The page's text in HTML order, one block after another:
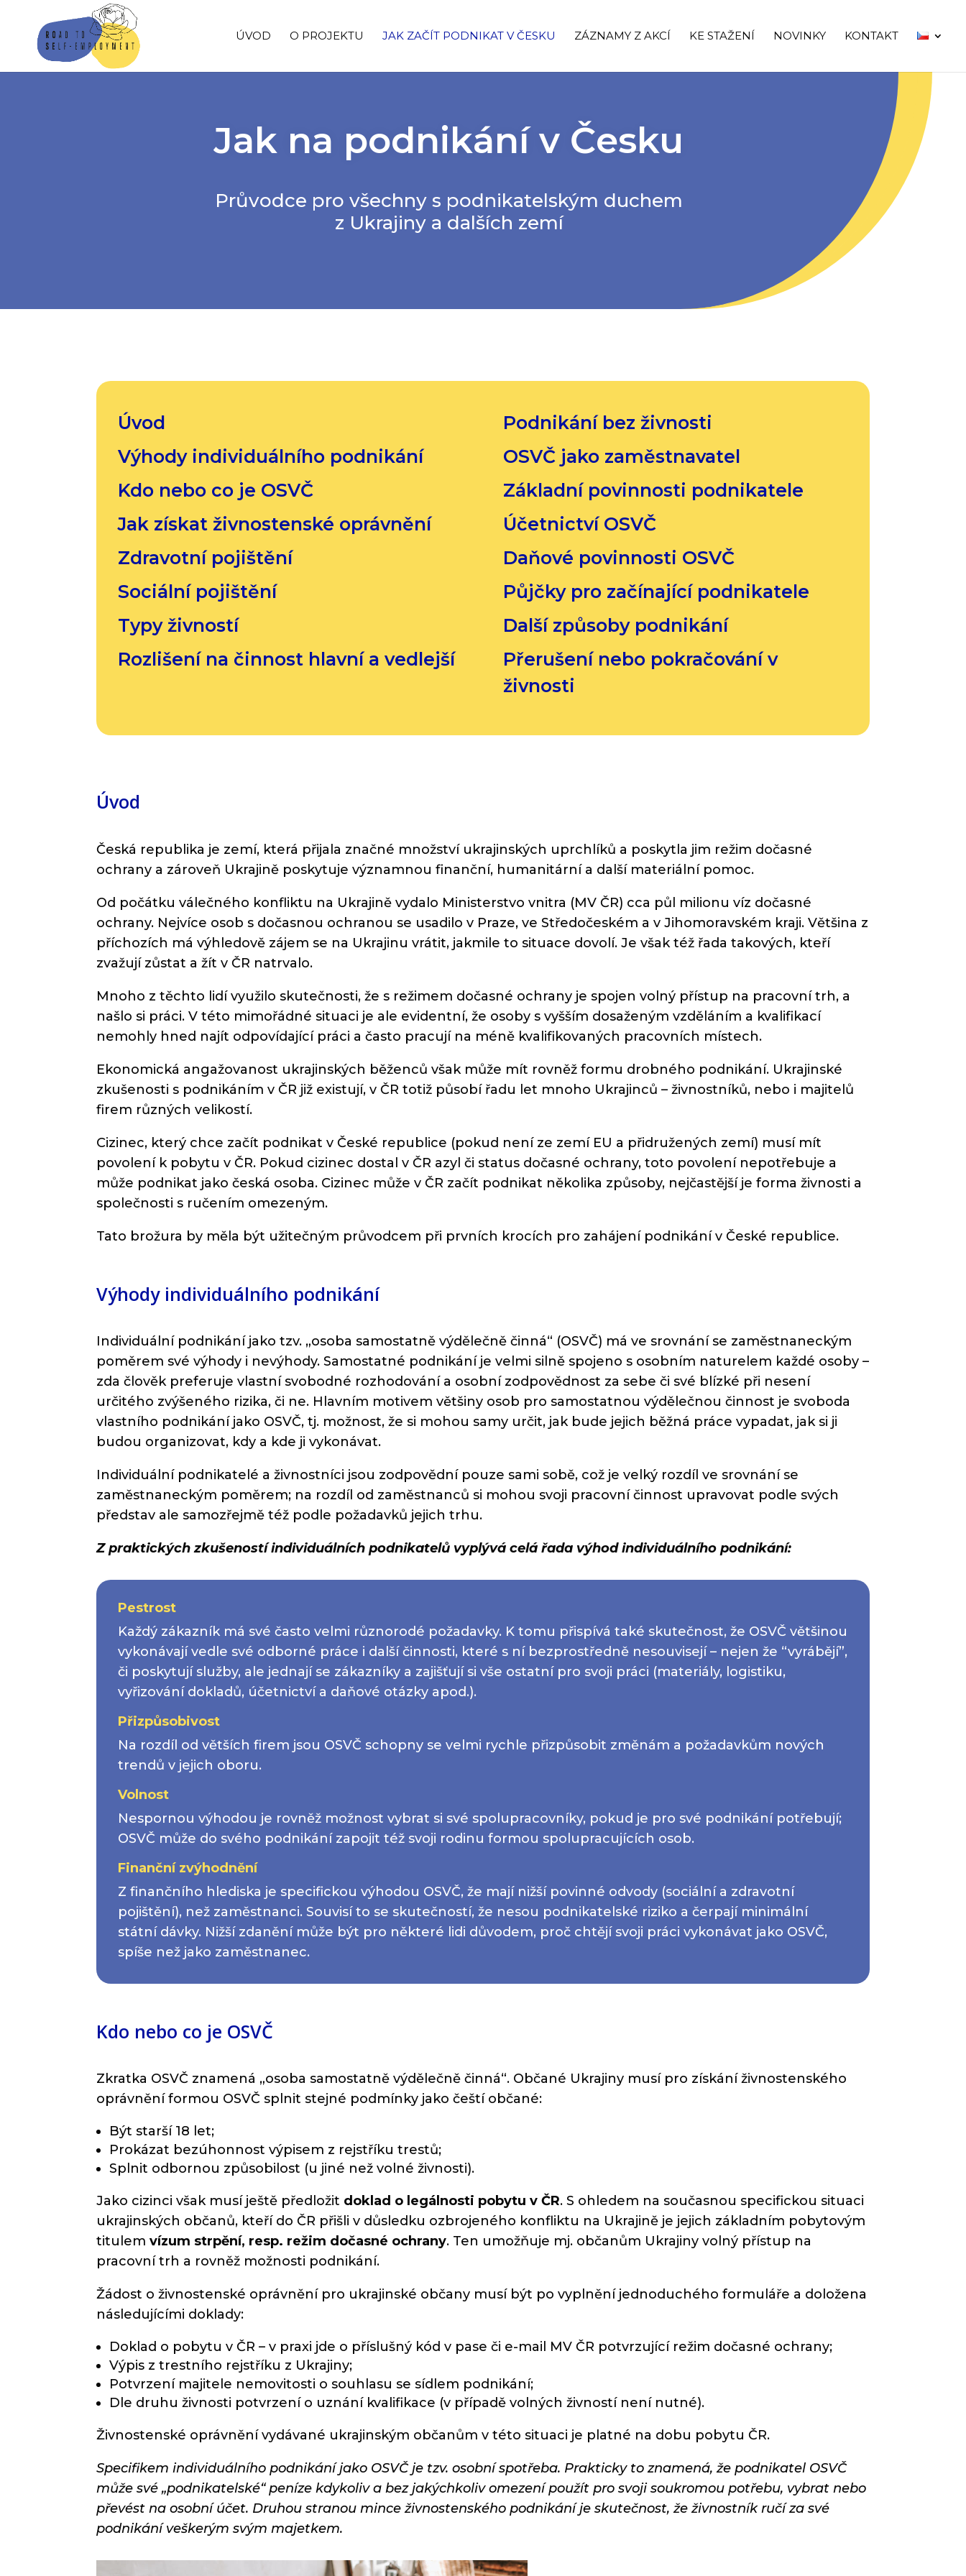
ÚVOD O PROJEKTU JAK ZAČÍT PODNIKAT V ČESKU ZÁZNAMY Z AKCÍ KE STAŽENÍ NOVINKY KONTAKT
Jak na podnikání v Česku
Průvodce pro všechny s podnikatelským duchem
z Ukrajiny a dalších zemí
Úvod
Výhody individuálního podnikání
Kdo nebo co je OSVČ
Jak získat živnostenské oprávnění
Zdravotní pojištění
Sociální pojištění
Typy živností
Rozlišení na činnost hlavní a vedlejší
Podnikání bez živnosti
OSVČ jako zaměstnavatel
Základní povinnosti podnikatele
Účetnictví OSVČ
Daňové povinnosti OSVČ
Půjčky pro začínající podnikatele
Další způsoby podnikání
Přerušení nebo pokračování v
živnosti
Úvod
Česká republika je zemí, která přijala značné množství ukrajinských uprchlíků a poskytla jim režim dočasné
ochrany a zároveň Ukrajině poskytuje významnou finanční, humanitární a další materiální pomoc.
Od počátku válečného konfliktu na Ukrajině vydalo Ministerstvo vnitra (MV ČR) cca půl milionu víz dočasné
ochrany. Nejvíce osob s dočasnou ochranou se usadilo v Praze, ve Středočeském a v Jihomoravském kraji. Většina z
příchozích má výhledově zájem se na Ukrajinu vrátit, jakmile to situace dovolí. Je však též řada takových, kteří
zvažují zůstat a žít v ČR natrvalo.
Mnoho z těchto lidí využilo skutečnosti, že s režimem dočasné ochrany je spojen volný přístup na pracovní trh, a
našlo si práci. V této mimořádné situaci je ale evidentní, že osoby s vyšším dosaženým vzděláním a kvalifikací
nemohly hned najít odpovídající práci a často pracují na méně kvalifikovaných pracovních místech.
Ekonomická angažovanost ukrajinských běženců však může mít rovněž formu drobného podnikání. Ukrajinské
zkušenosti s podnikáním v ČR již existují, v ČR totiž působí řadu let mnoho Ukrajinců – živnostníků, nebo i majitelů
firem různých velikostí.
Cizinec, který chce začít podnikat v České republice (pokud není ze zemí EU a přidružených zemí) musí mít
povolení k pobytu v ČR. Pokud cizinec dostal v ČR azyl či status dočasné ochrany, toto povolení nepotřebuje a
může podnikat jako česká osoba. Cizinec může v ČR začít podnikat několika způsoby, nejčastější je forma živnosti a
společnosti s ručením omezeným.
Tato brožura by měla být užitečným průvodcem při prvních krocích pro zahájení podnikání v České republice.
Výhody individuálního podnikání
Individuální podnikání jako tzv. „osoba samostatně výdělečně činná“ (OSVČ) má ve srovnání se zaměstnaneckým
poměrem své výhody i nevýhody. Samostatné podnikání je velmi silně spojeno s osobním naturelem každé osoby –
zda člověk preferuje vlastní svobodné rozhodování a osobní zodpovědnost za sebe či své blízké při nesení
určitého zvýšeného rizika, či ne. Hlavním motivem většiny osob pro samostatnou výdělečnou činnost je svoboda
vlastního podnikání jako OSVČ, tj. možnost, že si mohou samy určit, jak bude jejich běžná práce vypadat, jak si ji
budou organizovat, kdy a kde ji vykonávat.
Individuální podnikatelé a živnostníci jsou zodpovědní pouze sami sobě, což je velký rozdíl ve srovnání se
zaměstnaneckým poměrem; na rozdíl od zaměstnanců si mohou svoji pracovní činnost upravovat podle svých
představ ale samozřejmě též podle požadavků jejich trhu.
Z praktických zkušeností individuálních podnikatelů vyplývá celá řada výhod individuálního podnikání:
Pestrost
Každý zákazník má své často velmi různorodé požadavky. K tomu přispívá také skutečnost, že OSVČ většinou
vykonávají vedle své odborné práce i další činnosti, které s ní bezprostředně nesouvisejí – nejen že “vyrábějí”,
či poskytují služby, ale jednají se zákazníky a zajišťují si vše ostatní pro svoji práci (materiály, logistiku,
vyřizování dokladů, účetnictví a daňové otázky apod.).
Přizpůsobivost
Na rozdíl od větších firem jsou OSVČ schopny se velmi rychle přizpůsobit změnám a požadavkům nových
trendů v jejich oboru.
Volnost
Nespornou výhodou je rovněž možnost vybrat si své spolupracovníky, pokud je pro své podnikání potřebují;
OSVČ může do svého podnikání zapojit též svoji rodinu formou spolupracujících osob.
Finanční zvýhodnění
Z finančního hlediska je specifickou výhodou OSVČ, že mají nižší povinné odvody (sociální a zdravotní
pojištění), než zaměstnanci. Souvisí to se skutečností, že nesou podnikatelské riziko a čerpají minimální
státní dávky. Nižší zdanění může být pro některé lidi důvodem, proč chtějí svoji práci vykonávat jako OSVČ,
spíše než jako zaměstnanec.
Kdo nebo co je OSVČ
Zkratka OSVČ znamená „osoba samostatně výdělečně činná“. Občané Ukrajiny musí pro získání živnostenského
oprávnění formou OSVČ splnit stejné podmínky jako čeští občané:
Být starší 18 let;
Prokázat bezúhonnost výpisem z rejstříku trestů;
Splnit odbornou způsobilost (u jiné než volné živnosti).
Jako cizinci však musí ještě předložit doklad o legálnosti pobytu v ČR. S ohledem na současnou specifickou situaci
ukrajinských občanů, kteří do ČR přišli v důsledku ozbrojeného konfliktu na Ukrajině je jejich základním pobytovým
titulemvízum strpění, resp. režim dočasné ochrany. Ten umožňuje mj. občanům Ukrajiny volný přístup na
pracovní trh a rovněž možnosti podnikání.
Žádost o živnostenské oprávnění pro ukrajinské občany musí být po vyplnění jednoduchého formuláře a doložena
následujícími doklady:
Doklad o pobytu v ČR – v praxi jde o příslušný kód v pase či e-mail MV ČR potvrzující režim dočasné ochrany;
Výpis z trestního rejstříku z Ukrajiny;
Potvrzení majitele nemovitosti o souhlasu se sídlem podnikání;
Dle druhu živnosti potvrzení o uznání kvalifikace (v případě volných živností není nutné).
Živnostenské oprávnění vydávané ukrajinským občanům v této situaci je platné na dobu pobytu ČR.
Specifikem individuálního podnikání jako OSVČ je tzv. osobní spotřeba. Prakticky to znamená, že podnikatel OSVČ
může své „podnikatelské“ peníze kdykoliv a bez jakýchkoliv omezení použít pro svoji soukromou potřebu, vybrat nebo
převést na osobní účet. Druhou stranou mince živnostenského podnikání je skutečnost, že živnostník ručí za své
podnikání veškerým svým majetkem.